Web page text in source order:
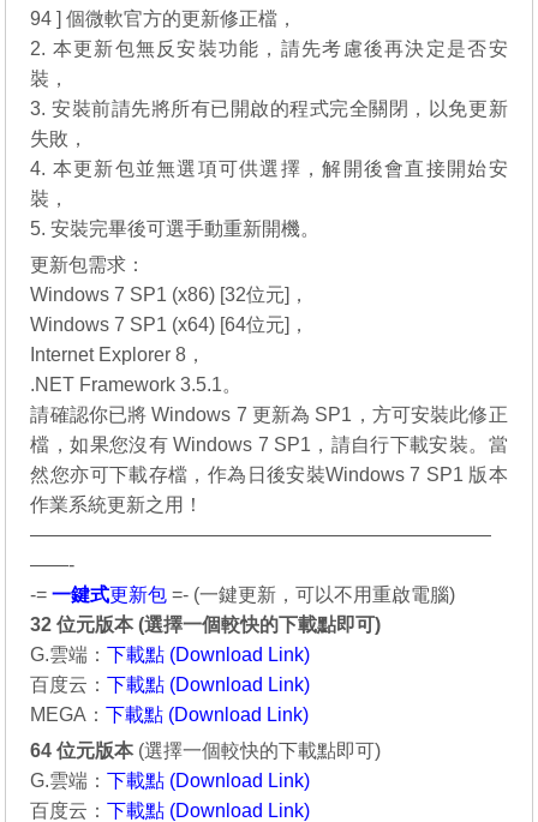
94 ] 個微軟官方的更新修正檔，
2. 本更新包無反安裝功能，請先考慮後再決定是否安
裝，
3. 安裝前請先將所有已開啟的程式完全關閉，以免更新
失敗，
4. 本更新包並無選項可供選擇，解開後會直接開始安
裝，
5. 安裝完畢後可選手動重新開機。
更新包需求：
Windows 7 SP1 (x86) [32位元]，
Windows 7 SP1 (x64) [64位元]，
Internet Explorer 8，
.NET Framework 3.5.1。
請確認你已將 Windows 7 更新為 SP1，方可安裝此修正
檔，如果您沒有Windows 7 SP1 ，請自行下載安裝。當
然您亦可下載存檔，作為日後安裝Windows 7 SP1 版本
作業系統更新之用！
————————————————————————
——-
-=一鍵式更新包=- (一鍵更新，可以不用重啟電腦)
32 位元版本 (選擇一個較快的下載點即可)
G.雲端：下載點 (Download Link)
百度云：下載點 (Download Link)
MEGA：下載點 (Download Link)
64 位元版本(選擇一個較快的下載點即可)
G.雲端：下載點 (Download Link)
百度云：下載點 (Download Link)